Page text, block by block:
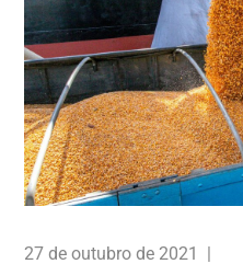
27 de outubro de 2021